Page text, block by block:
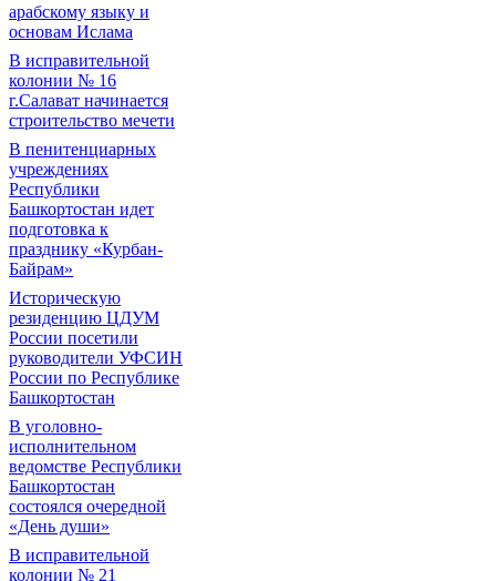
арабскому языку и
основам Ислама
В исправительной
колонии № 16
г.Салават начинается
строительство мечети
В пенитенциарных
учреждениях
Республики
Башкортостан идет
подготовка к
празднику «Курбан-
Байрам»
Историческую
резиденцию ЦДУМ
России посетили
руководители УФСИН
России по Республике
Башкортостан
В уголовно-
исполнительном
ведомстве Республики
Башкортостан
состоялся очередной
«День души»
В исправительной
колонии № 21